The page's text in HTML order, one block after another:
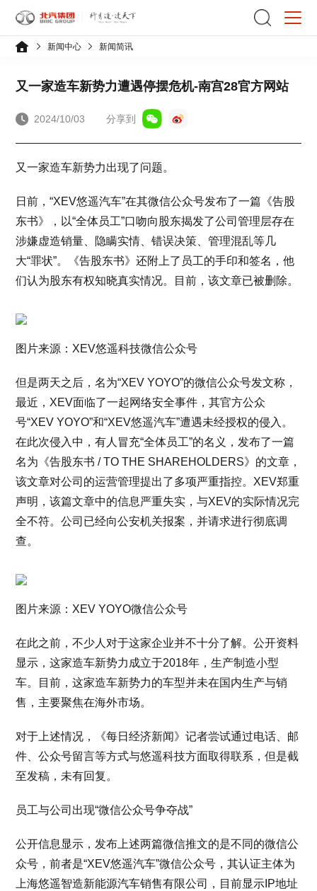
新闻中心 新闻简讯
又一家造车新势力遭遇停摆危机-南宫28官方网站
2024/10/03 分享到
又一家造车新势力出现了问题。
日前，“XEV悠遥汽车”在其微信公众号发布了一篇《告股
东书》，以“全体员工”口吻向股东揭发了公司管理层存在
涉嫌虚造销量、隐瞒实情、错误决策、管理混乱等几
大“罪状”。《告股东书》还附上了员工的手印和签名，他
们认为股东有权知晓真实情况。目前，该文章已被删除。
图片来源：XEV悠遥科技微信公众号
但是两天之后，名为“XEV YOYO”的微信公众号发文称，
最近，XEV面临了一起网络安全事件，其官方公众
号“XEV YOYO”和“XEV悠遥汽车”遭遇未经授权的侵入。
在此次侵入中，有人冒充“全体员工”的名义，发布了一篇
名为《告股东书 / TO THE SHAREHOLDERS》的文章，
该文章对公司的运营管理提出了多项严重指控。XEV郑重
声明，该篇文章中的信息严重失实，与XEV的实际情况完
全不符。公司已经向公安机关报案，并请求进行彻底调
查。
图片来源：XEV YOYO微信公众号
在此之前，不少人对于这家企业并不十分了解。公开资料
显示，这家造车新势力成立于2018年，生产制造小型
车。目前，这家造车新势力的车型并未在国内生产与销
售，主要聚焦在海外市场。
对于上述情况，《每日经济新闻》记者尝试通过电话、邮
件、公众号留言等方式与悠遥科技方面取得联系，但是截
至发稿，未有回复。
员工与公司出现“微信公众号争夺战”
公开信息显示，发布上述两篇微信推文的是不同的微信公
众号，前者是“XEV悠遥汽车”微信公众号，其认证主体为
上海悠遥智造新能源汽车销售有限公司，目前显示IP地址